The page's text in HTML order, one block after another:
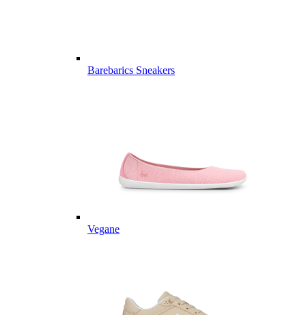
Barebarics Sneakers
Vegane